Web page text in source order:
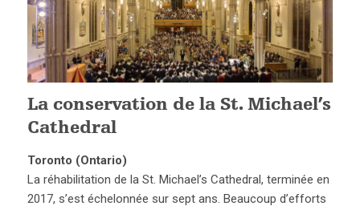
La conservation de la St. Michael’s
Cathedral
Toronto (Ontario)
La réhabilitation de la St. Michael’s Cathedral, terminée en
2017, s’est échelonnée sur sept ans. Beaucoup d’efforts